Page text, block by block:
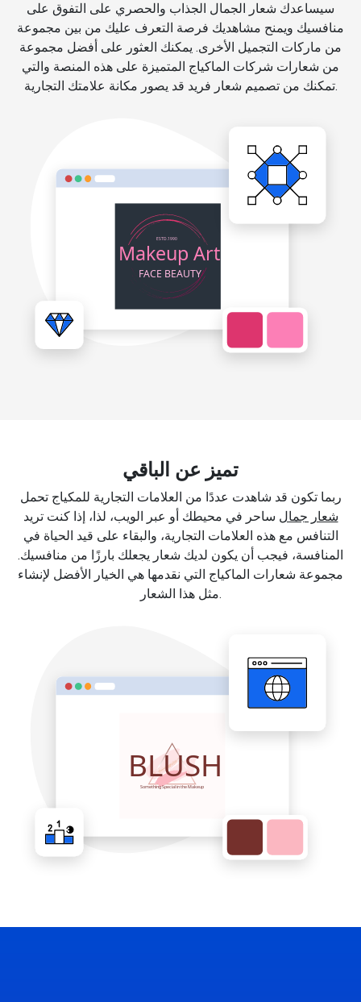
سيساعدك شعار الجمال الجذاب والحصري على التفوق على
منافسيك ويمنح مشاهديك فرصة التعرف عليك من بين مجموعة
من ماركات التجميل الأخرى. يمكنك العثور على أفضل مجموعة
من شعارات شركات الماكياج المتميزة على هذه المنصة والتي
تمكنك من تصميم شعار فريد قد يصور مكانة علامتك التجارية.
تميز عن الباقي
ربما تكون قد شاهدت عددًا من العلامات التجارية للمكياج تحمل
شعار جمال ساحر في محيطك أو عبر الويب، لذا، إذا كنت تريد
التنافس مع هذه العلامات التجارية، والبقاء على قيد الحياة في
المنافسة، فيجب أن يكون لديك شعار يجعلك بارزًا من منافسيك.
مجموعة شعارات الماكياج التي نقدمها هي الخيار الأفضل لإنشاء
مثل هذا الشعار.